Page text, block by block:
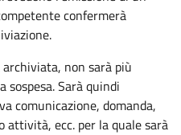
confermerà
non sarà più
Sarà quindi
comunicazione, domanda,
attività, ecc. per la quale sarà